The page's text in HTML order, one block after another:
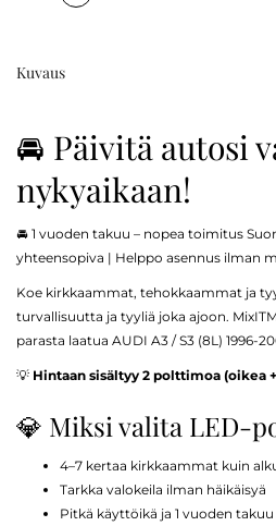
Kuvaus
🚘 Päivitä autosi
nykyaikaan!
🚘 1 vuoden takuu – nopea toimitus
yhteensopiva | Helppo asennus ilman
Koe kirkkaammat, tehokkaammat ja
turvallisuutta ja tyyliä joka ajoon.
parasta laatua AUDI A3 / S3 (8L) 1996-
💡 Hintaan sisältyy 2 polttimoa (oikea
💎 Miksi valita LED-
4–7 kertaa kirkkaammat kuin
Tarkka valokeila ilman häikäisyä
Pitkä käyttöikä ja 1 vuoden takuu